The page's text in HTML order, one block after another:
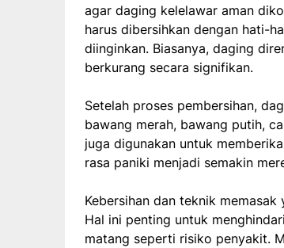
agar daging kelelawar aman
harus dibersihkan dengan hati-
diinginkan. Biasanya, daging
berkurang secara signifikan.
Setelah proses pembersihan,
bawang merah, bawang putih,
juga digunakan untuk
rasa paniki menjadi semakin
Kebersihan dan teknik
Hal ini penting untuk
matang seperti risiko penyakit.